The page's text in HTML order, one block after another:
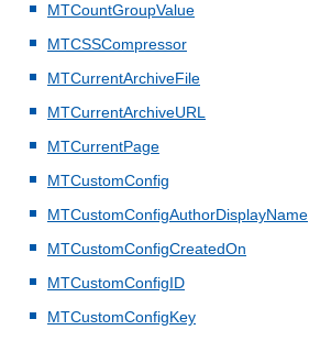
MTCountGroupValue
MTCSSCompressor
MTCurrentArchiveFile
MTCurrentArchiveURL
MTCurrentPage
MTCustomConfig
MTCustomConfigAuthorDisplayName
MTCustomConfigCreatedOn
MTCustomConfigID
MTCustomConfigKey